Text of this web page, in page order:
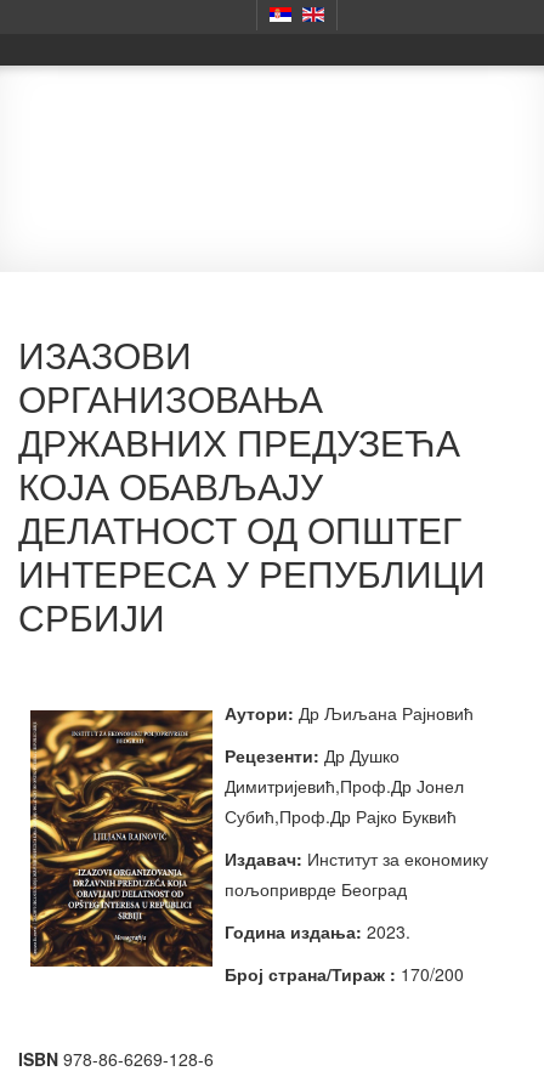
ИЗАЗОВИ
ОРГАНИЗОВАЊА
ДРЖАВНИХ ПРЕДУЗЕЋА
КОЈА ОБАВЉАЈУ
ДЕЛАТНОСТ ОД ОПШТЕГ
ИНТЕРЕСА У РЕПУБЛИЦИ
СРБИЈИ
Аутори: Др Љиљана Рајновић
Рецезенти: Др Душко
Димитријевић,Проф.Др Јонел
Субић,Проф.Др Рајко Буквић
Издавач: Институт за економику
пољоприврде Београд
Година издања: 2023.
Број страна/Тираж : 170/200
ISBN 978-86-6269-128-6